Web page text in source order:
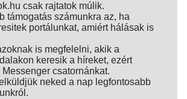
csak rajtatok múlik.
támogatás számunkra az, ha
portálunkat, amiért hálásak is
is megfelelni, akik a
keresik a híreket, ezért
csatornánkat.
neked a nap legfontosabb